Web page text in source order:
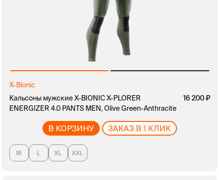
X-Bionic
Кальсоны мужские X-BIONIC X-PLORER
ENERGIZER 4.0 PANTS MEN, Olive Green-Anthracite
16 200
В КОРЗИНУ ЗАКАЗ В 1 КЛИК
M L XL XXL